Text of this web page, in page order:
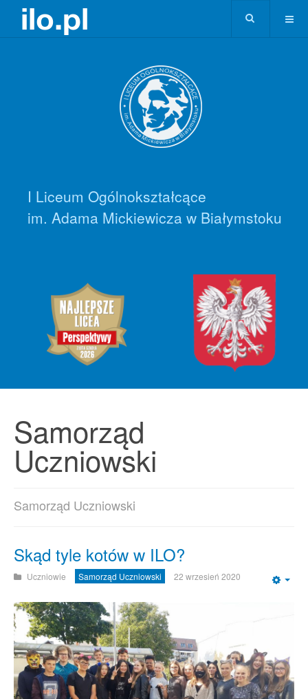
I Liceum Ogólnokształcące
im. Adama Mickiewicza w Białymstoku
Samorząd
Uczniowski
Samorząd Uczniowski
Skąd tyle kotów w ILO?
Uczniowie Samorząd Uczniowski 22 wrzesień 2020